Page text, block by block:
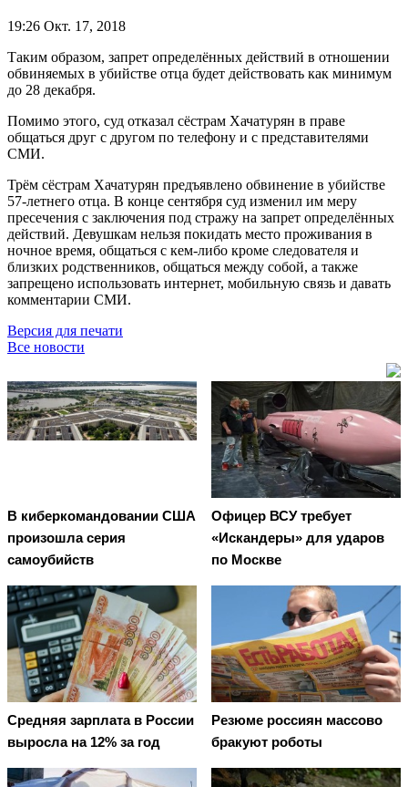
19:26 Окт. 17, 2018
Таким образом, запрет определённых действий в отношении
обвиняемых в убийстве отца будет действовать как минимум
до 28 декабря.
Помимо этого, суд отказал сёстрам Хачатурян в праве
общаться друг с другом по телефону и с представителями
СМИ.
Трём сёстрам Хачатурян предъявлено обвинение в убийстве
57-летнего отца. В конце сентября суд изменил им меру
пресечения с заключения под стражу на запрет определённых
действий. Девушкам нельзя покидать место проживания в
ночное время, общаться с кем-либо кроме следователя и
близких родственников, общаться между собой, а также
запрещено использовать интернет, мобильную связь и давать
комментарии СМИ.
Версия для печати
Все новости
В киберкомандовании США
произошла серия
самоубийств
Офицер ВСУ требует
«Искандеры» для ударов
по Москве
Средняя зарплата в России
выросла на 12% за год
Резюме россиян массово
бракуют роботы